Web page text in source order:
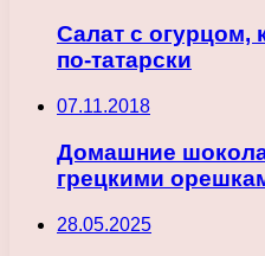
Салат с огурцом,
по-татарски
07.11.2018
Домашние
грецкими
28.05.2025